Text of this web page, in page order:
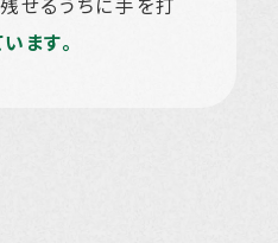
せるうちに手を打
ます。